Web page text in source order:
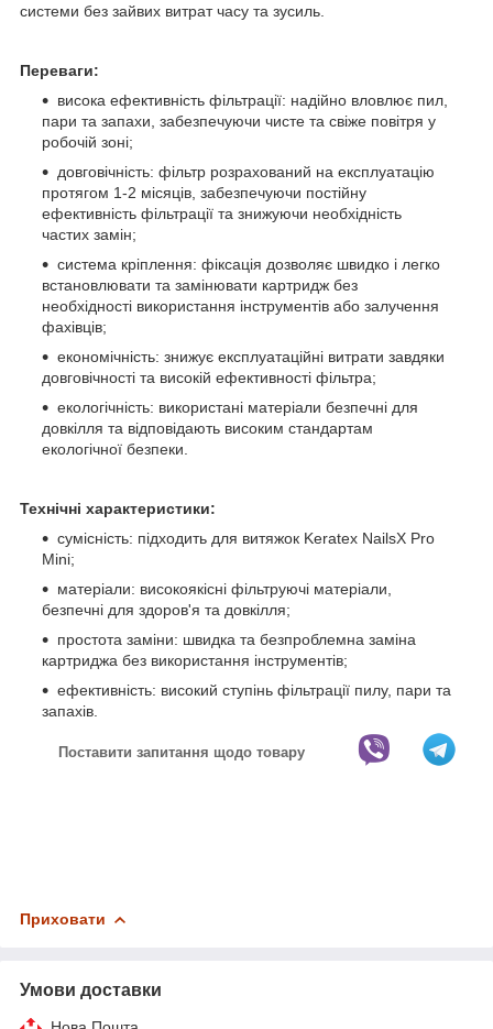
системи без зайвих витрат часу та зусиль.
Переваги:
висока ефективність фільтрації: надійно вловлює пил,
пари та запахи, забезпечуючи чисте та свіже повітря у
робочій зоні;
довговічність: фільтр розрахований на експлуатацію
протягом 1-2 місяців, забезпечуючи постійну
ефективність фільтрації та знижуючи необхідність
частих замін;
система кріплення: фіксація дозволяє швидко і легко
встановлювати та замінювати картридж без
необхідності використання інструментів або залучення
фахівців;
економічність: знижує експлуатаційні витрати завдяки
довговічності та високій ефективності фільтра;
екологічність: використані матеріали безпечні для
довкілля та відповідають високим стандартам
екологічної безпеки.
Технічні характеристики:
сумісність: підходить для витяжок Keratex NailsX Pro
Mini;
матеріали: високоякісні фільтруючі матеріали,
безпечні для здоров'я та довкілля;
простота заміни: швидка та безпроблемна заміна
картриджа без використання інструментів;
ефективність: високий ступінь фільтрації пилу, пари та
запахів.
Поставити запитання щодо товару
Приховати
Умови доставки